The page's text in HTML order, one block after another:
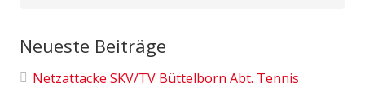
Neueste Beiträge
Netzattacke SKV/TV Büttelborn Abt. Tennis